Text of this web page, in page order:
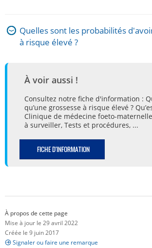
Quelles sont les probabilités
à risque élevé ?
À voir aussi !
Consultez notre fiche d'information :
qu’une grossesse à risque élevé ?
Clinique de médecine foeto-
à surveiller, Tests et procédures, ...
FICHE D'INFORMATION
À propos de cette page
Mise à jour le 29 avril 2022
Créée le 9 juin 2017
Signaler ou faire une remarque